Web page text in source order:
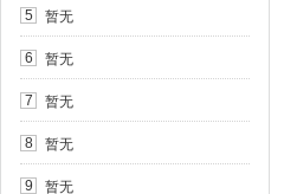
5 暂无
6 暂无
7 暂无
8 暂无
9 暂无